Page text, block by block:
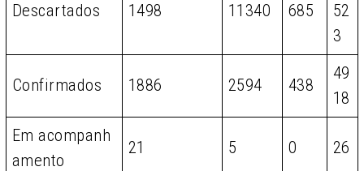
Descartados 1498 11340 685
52
3
Confirmados 1886 2594 438
49
18
Em acompanh
amento
21 5 0 26